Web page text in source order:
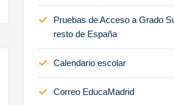
Pruebas de Acceso a Grado
resto de España
Calendario escolar
Correo EducaMadrid